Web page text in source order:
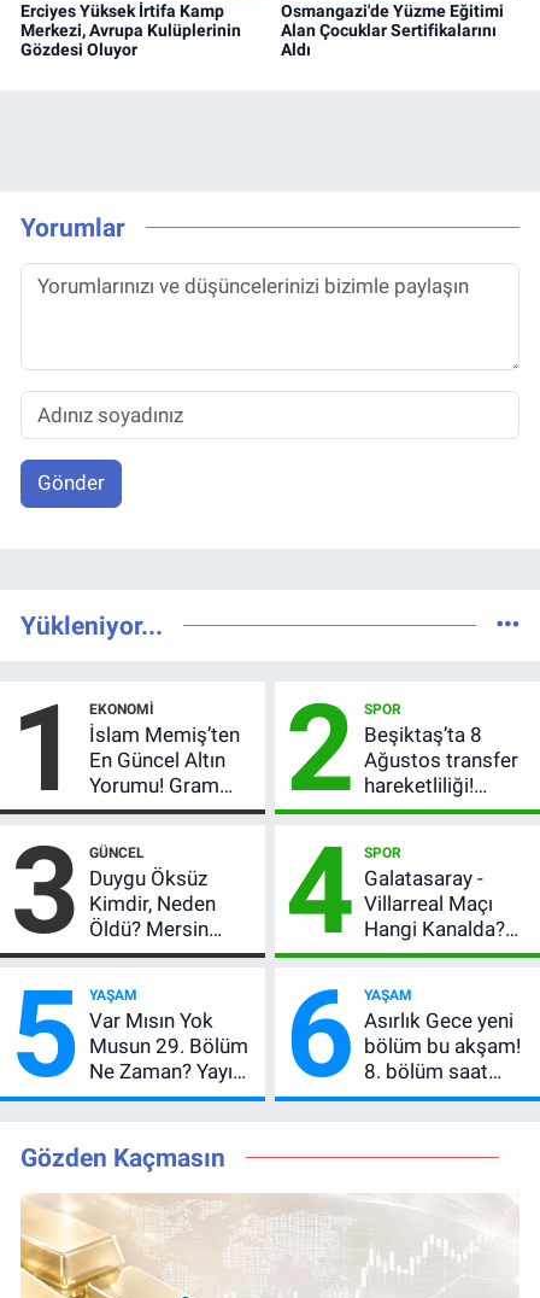
Erciyes Yüksek İrtifa Kamp
Merkezi, Avrupa Kulüplerinin
Gözdesi Oluyor
Osmangazi'de Yüzme Eğitimi
Alan Çocuklar Sertifikalarını
Aldı
Yorumlar
Gönder
Yükleniyor...
1 EKONOMI
İslam Memiş’ten
En Güncel Altın
Yorumu! Gram
Altın İçin 6.350 TL
Beklentisi
Değişmedi
2 SPOR
Beşiktaş’ta 8
Ağustos transfer
hareketliliği!
Yönetim 5 bölge
bastı
3 GÜNCEL
Duygu Öksüz
Kimdir, Neden
Öldü? Mersin
Basınının Acı
4 SPOR
Galatasaray -
Villarreal Maçı
Hangi Kanalda?
Hazırlık Maçı Ne
Kaçta, Nereden
İzlenir?
5 YAŞAM
Var Mısın Yok
Musun 29. Bölüm
Ne Zaman? Yayın
Günü Değişti, Yeni
6 YAŞAM
Asırlık Gece yeni
bölüm bu akşam!
8. bölüm saat
kaçta, TRT 1 canlı
Gözden Kaçmasın